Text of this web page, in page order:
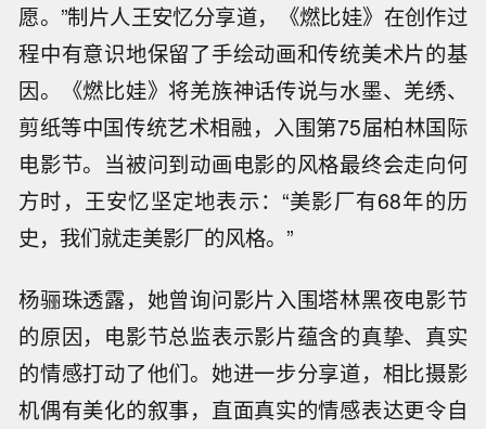
愿。”制片人王安忆分享道，《燃比娃》在创作过
程中有意识地保留了手绘动画和传统美术片的基
因。《燃比娃》将羌族神话传说与水墨、羌绣、
剪纸等中国传统艺术相融，入围第75届柏林国际
电影节。当被问到动画电影的风格最终会走向何
方时，王安忆坚定地表示：“美影厂有68年的历
史，我们就走美影厂的风格。”
杨骊珠透露，她曾询问影片入围塔林黑夜电影节
的原因，电影节总监表示影片蕴含的真挚、真实
的情感打动了他们。她进一步分享道，相比摄影
机偶有美化的叙事，直面真实的情感表达更令自